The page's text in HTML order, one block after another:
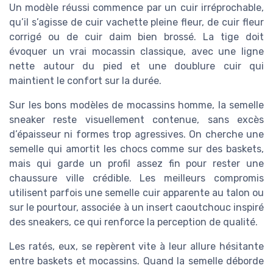
Un modèle réussi commence par un cuir irréprochable,
qu’il s’agisse de cuir vachette pleine fleur, de cuir fleur
corrigé ou de cuir daim bien brossé. La tige doit
évoquer un vrai mocassin classique, avec une ligne
nette autour du pied et une doublure cuir qui
maintient le confort sur la durée.
Sur les bons modèles de mocassins homme, la semelle
sneaker reste visuellement contenue, sans excès
d’épaisseur ni formes trop agressives. On cherche une
semelle qui amortit les chocs comme sur des baskets,
mais qui garde un profil assez fin pour rester une
chaussure ville crédible. Les meilleurs compromis
utilisent parfois une semelle cuir apparente au talon ou
sur le pourtour, associée à un insert caoutchouc inspiré
des sneakers, ce qui renforce la perception de qualité.
Les ratés, eux, se repèrent vite à leur allure hésitante
entre baskets et mocassins. Quand la semelle déborde